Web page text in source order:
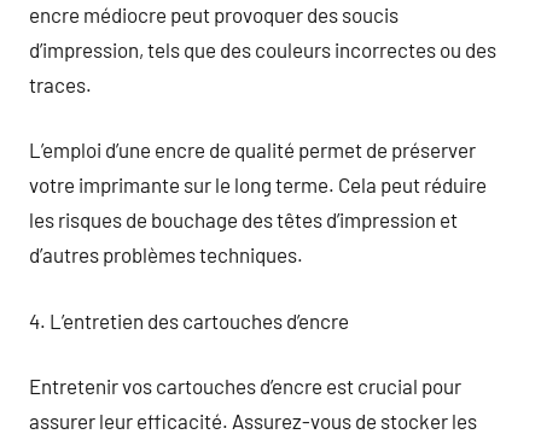
encre médiocre peut provoquer des soucis
d’impression, tels que des couleurs incorrectes ou des
traces.
L’emploi d’une encre de qualité permet de préserver
votre imprimante sur le long terme. Cela peut réduire
les risques de bouchage des têtes d’impression et
d’autres problèmes techniques.
4. L’entretien des cartouches d’encre
Entretenir vos cartouches d’encre est crucial pour
assurer leur efficacité. Assurez-vous de stocker les